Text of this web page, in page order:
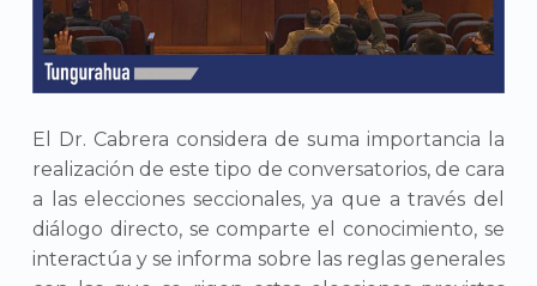
El Dr. Cabrera considera de suma importancia la
realización de este tipo de conversatorios, de cara
a las elecciones seccionales, ya que a través del
diálogo directo, se comparte el conocimiento, se
interactúa y se informa sobre las reglas generales